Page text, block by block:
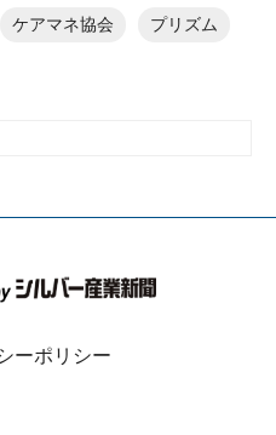
ケアマネ協会 プリズム
ーポリシー